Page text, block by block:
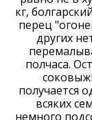
кг,
перец
других
полчаса.
получается
всяких
немного